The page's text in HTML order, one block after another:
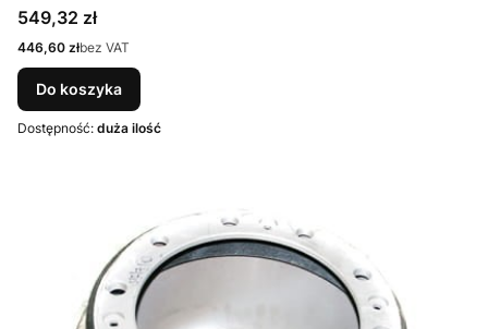
Cena
549,32 zł
Cena
446,60 złbez VAT
Do koszyka
Dostępność: duża ilość